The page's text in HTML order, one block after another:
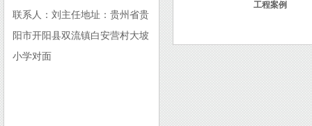
联系人：刘主任地址：贵州省贵
阳市开阳县双流镇白安营村大坡
小学对面
工程案例